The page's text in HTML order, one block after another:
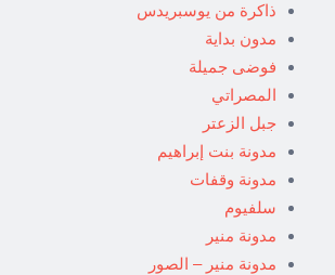
ذاكرة من يوسبريدس
مدون بداية
فوضى جميلة
المصراتي
جبل الزعتر
مدونة بنت إبراهيم
مدونة وقفات
سلفيوم
مدونة منير
مدونة منير – الصور